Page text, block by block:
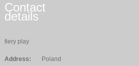
Contact
details
fiery play
Address: Poland